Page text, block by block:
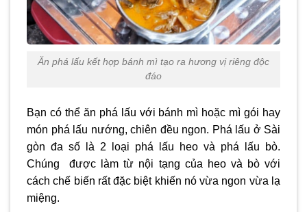
Ăn phá lấu kết hợp bánh mì tạo ra hương vị riêng độc
đáo
Bạn có thể ăn phá lấu với bánh mì hoặc mì gói hay
món phá lấu nướng, chiên đều ngon. Phá lấu ở Sài
gòn đa số là 2 loại phá lấu heo và phá lấu bò.
Chúng được làm từ nội tạng của heo và bò với
cách chế biến rất đặc biệt khiến nó vừa ngon vừa lạ
miệng.